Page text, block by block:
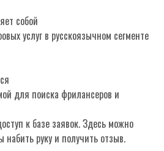
собой
услуг в русскоязычном сегменте
для поиска фрилансеров и
к базе заявок. Здесь можно
набить руку и получить отзыв.